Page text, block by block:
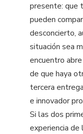
presente: que
pueden
desconcierto,
situación sea
encuentro
de que haya
tercera
e innovador
Si las dos
experiencia de